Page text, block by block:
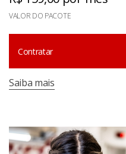
VALOR DO PACOTE
Contratar
Saiba mais